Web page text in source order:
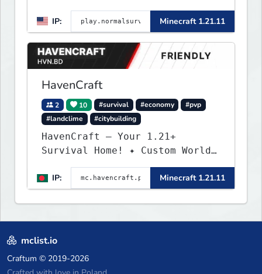
create with a friendly
community. Enjoy weekly
updates, new features, and
endless adventures!
IP: Minecraft 1.21.11
HavenCraft
2 10 #survival #economy
#pvp
#landclime
#citybuilding
HavenCraft — Your 1.21+
Survival Home! ✦ Custom World
— Unique terrain generation ✦
Player Economy — Trade & build
wealth ✦ Land Claims — Protect
what you build ✦ Weekly Events
— Always something fun ✦ Zero
P2W — Fair play for everyone
IP: Minecraft 1.21.11
mclist.io
Craftum © 2019-2026